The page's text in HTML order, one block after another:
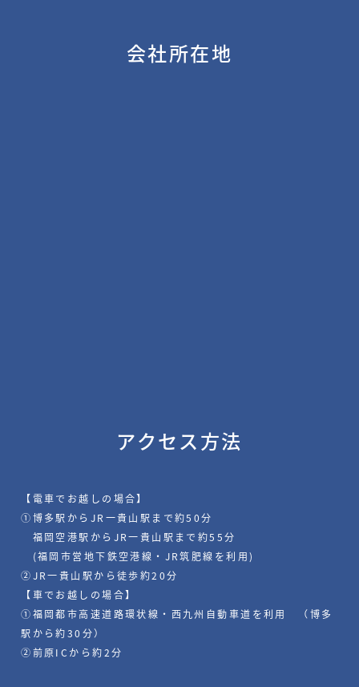
会社所在地
アクセス方法
【電車でお越しの場合】
①博多駅からJR一貴山駅まで約50分
福岡空港駅からJR一貴山駅まで約55分
(福岡市営地下鉄空港線・JR筑肥線を利用)
②JR一貴山駅から徒歩約20分
【車でお越しの場合】
①福岡都市高速道路環状線・西九州自動車道を利用 （博多
駅から約30分）
②前原ICから約2分